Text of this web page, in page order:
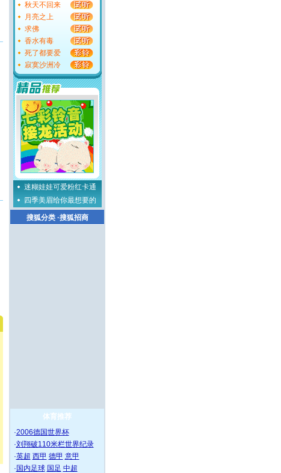
秋天不回来
月亮之上
求佛
香水有毒
死了都要爱
寂寞沙洲冷
迷糊娃娃可爱粉红卡通
四季美眉给你最想要的
搜狐分类·搜狐招商
体育推荐
·2006德国世界杯
·刘翔破110米栏世界纪录
·英超 西甲 德甲 意甲
· 国内足球 国足 中超